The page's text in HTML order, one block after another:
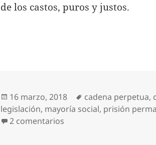
de los castos, puros y justos.
Publicado
el
16 marzo, 2018 Etiquetas
cadena perpetua,
legislación, mayoría social, prisión
2 comentarios